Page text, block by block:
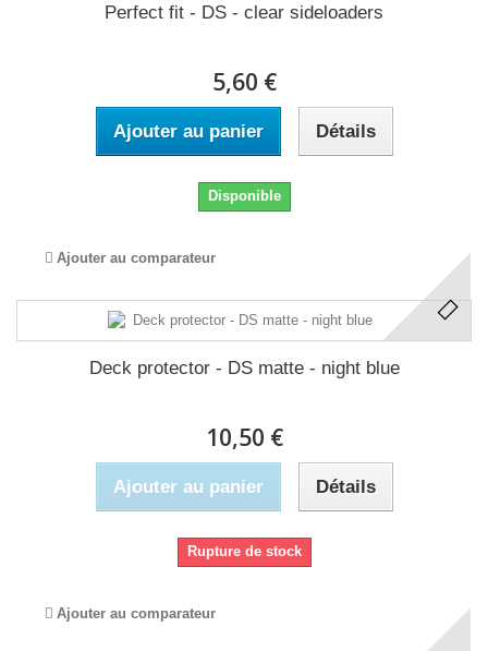
Perfect fit - DS - clear sideloaders
5,60 €
Ajouter au panier Détails
Disponible
Ajouter au comparateur
Deck protector - DS matte - night blue
10,50 €
Ajouter au panier Détails
Rupture de stock
Ajouter au comparateur